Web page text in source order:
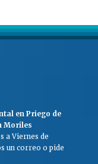
en Priego de
Moriles
a Viernes de
un correo o pide